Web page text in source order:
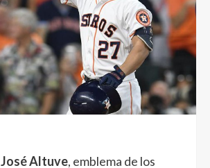
José Altuve, emblema de los